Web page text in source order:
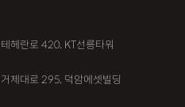
헤란로 420, KT선릉타워
제대로 295, 덕암에셋빌딩